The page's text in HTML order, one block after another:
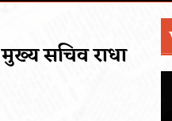
मुख्य सचिव राधा